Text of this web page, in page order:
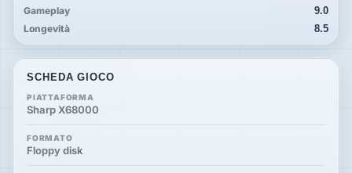
Gameplay
9.0
Longevità
8.5
SCHEDA GIOCO
PIATTAFORMA
Sharp X68000
FORMATO
Floppy disk